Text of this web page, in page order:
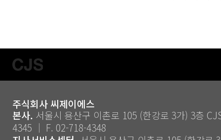
주식회사 씨제이에스
본사. 서울시 용산구 이촌로 105 (한강로 3가) 3층
4345 ｜ F. 02-718-4348